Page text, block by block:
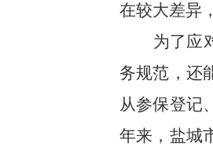
在较大差异
为了应
务规范，还
从参保登记
年来，盐城